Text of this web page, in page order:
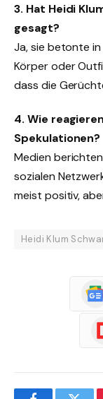
3. Hat Heidi
gesagt?
Ja, sie betonte
Körper oder
dass die
4. Wie
Spekulationen?
Medien
sozialen
meist positiv,
Heidi Klum